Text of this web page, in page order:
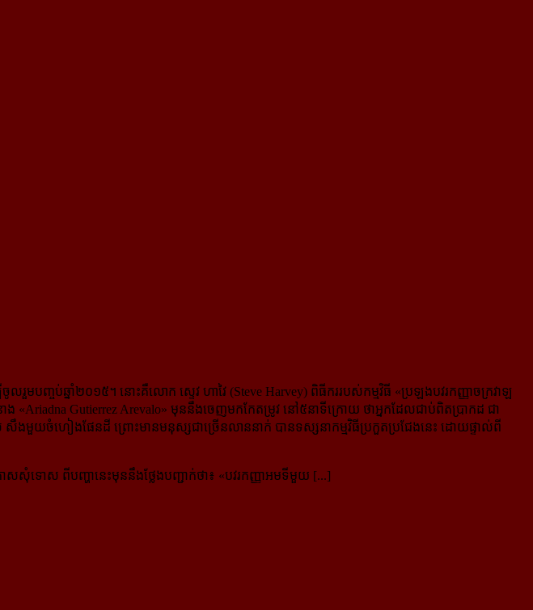
មបញ្ចប់ឆ្នាំ២០១៥។ នោះគឺលោក ស្ទេវ ហាវៃ (Steve Harvey) ពិធីកររបស់កម្មវិធី «ប្រឡង​បវរកញ្ញាចក្រវាឡ
ង «Ariadna Gutierrez Arevalo» មុននឹងចេញមកកែតម្រូវ នៅ​៥នាទីក្រោយ ថាអ្នកដែលជាប់ពិតប្រាកដ ជា
ល សឹងមួយចំហៀងផែនដី ព្រោះ​មាន​មនុស្ស​ជាច្រើន​​លាន​នាក់ បានទស្សនាកម្មវិធីប្រកួតប្រជែងនេះ ដោយផ្ទាល់ពី
សុំទោស ពីបញ្ហានេះមុននឹងថ្លែងបញ្ជាក់ថា៖ «បវរកញ្ញាអមទីមួយ [...]